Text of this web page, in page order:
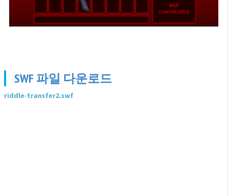
SWF 파일 다운로드
riddle-transfer2.swf